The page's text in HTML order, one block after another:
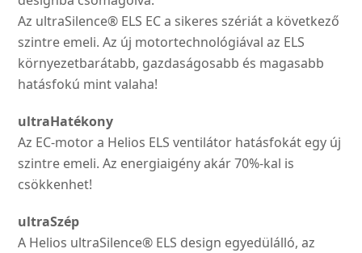
Az ultraSilence® ELS EC a sikeres szériát a következő
szintre emeli. Az új motortechnológiával az ELS
környezetbarátabb, gazdaságosabb és magasabb
hatásfokú mint valaha!
ultraHatékony
Az EC-motor a Helios ELS ventilátor hatásfokát egy új
szintre emeli. Az energiaigény akár 70%-kal is
csökkenhet!
ultraSzép
A Helios ultraSilence® ELS design egyedülálló, az